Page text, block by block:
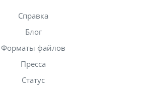
Справка
Блог
Форматы файлов
Пресса
Статус